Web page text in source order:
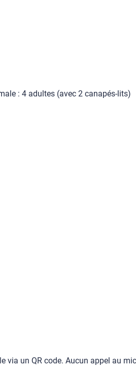
: 4 adultes (avec 2 canapés-lits)
via un QR code. Aucun appel au